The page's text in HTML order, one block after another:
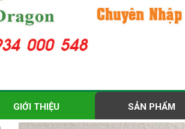
GIỚI THIỆU SẢN PHẨM